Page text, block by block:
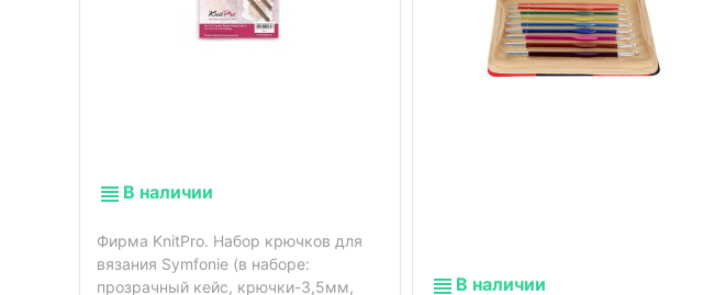
В наличии
Фирма KnitPro. Набор крючков для
вязания Symfonie (в наборе:
прозрачный кейс, крючки-3,5мм,
В наличии